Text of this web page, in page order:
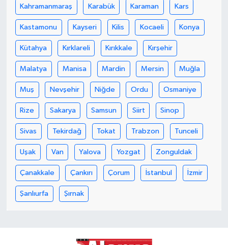
Kahramanmaraş Karabük Karaman Kars
Kastamonu Kayseri Kilis Kocaeli Konya
Kütahya Kırklareli Kırıkkale Kırşehir
Malatya Manisa Mardin Mersin Muğla
Muş Nevşehir Niğde Ordu Osmaniye
Rize Sakarya Samsun Siirt Sinop
Sivas Tekirdağ Tokat Trabzon Tunceli
Uşak Van Yalova Yozgat Zonguldak
Çanakkale Çankırı Çorum İstanbul İzmir
Şanlıurfa Şırnak